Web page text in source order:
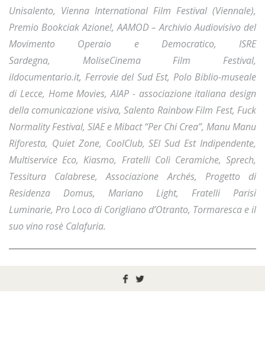
Unisalento, Vienna International Film Festival (Viennale),
Premio Bookciak Azione!, AAMOD – Archivio Audiovisivo del
Movimento Operaio e Democratico, ISRE
Sardegna, MoliseCinema Film Festival,
ildocumentario.it, Ferrovie del Sud Est, Polo Biblio-museale
di Lecce, Home Movies, AIAP - associazione italiana design
della comunicazione visiva, Salento Rainbow Film Fest, Fuck
Normality Festival, SIAE e Mibact “Per Chi Crea”, Manu Manu
Riforesta, Quiet Zone, CoolClub, SEI Sud Est Indipendente,
Multiservice Eco, Kiasmo, Fratelli Colì Ceramiche, Sprech,
Tessitura Calabrese, Associazione Archés, Progetto di
Residenza Domus, Mariano Light, Fratelli Parisi
Luminarie, Pro Loco di Corigliano d’Otranto, Tormaresca e il
suo vino rosè Calafuria.